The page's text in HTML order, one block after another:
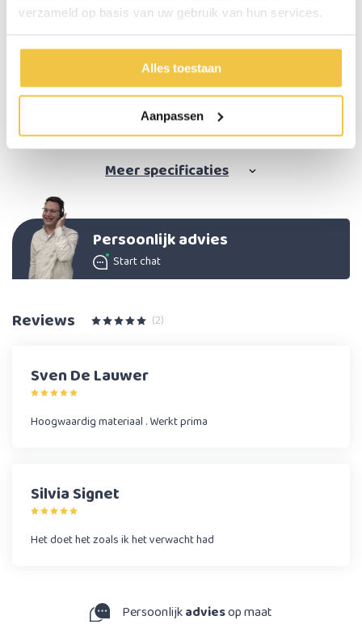
verzameld op basis van uw gebruik van hun services.
Alles toestaan
Aanpassen
Breedte waar gereden kan worden
71 cm
Meerspecificaties
Persoonlijk advies
Start chat
Reviews (2)
Sven De Lauwer
Hoogwaardig materiaal . Werkt prima
Silvia Signet
Het doet het zoals ik het verwacht had
Persoonlijkadviesop maat